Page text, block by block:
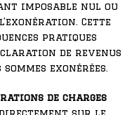
imposable nul ou
Cette
pratiques
de revenus
exonérées.
de charges